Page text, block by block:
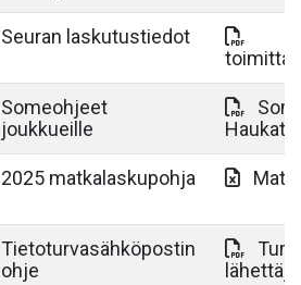
Seuran laskutustiedot
Someohjeet
joukkueille
2025 matkalaskupohja
Tietoturvasähköpostin
ohje